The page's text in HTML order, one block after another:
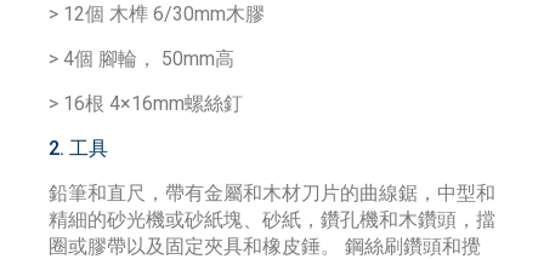
> 12個 木榫 6/30mm木膠
> 4個 腳輪， 50mm高
> 16根 4×16mm螺絲釘
2. 工具
鉛筆和直尺，帶有金屬和木材刀片的曲線鋸，中型和
精細的砂光機或砂紙塊、砂紙，鑽孔機和木鑽頭，擋
圈或膠帶以及固定夾具和橡皮錘。 鋼絲刷鑽頭和攪